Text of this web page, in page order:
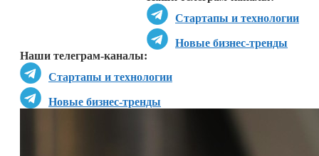
Стартапы и технологии
Новые бизнес-тренды
Наши телеграм-каналы:
Стартапы и технологии
Новые бизнес-тренды